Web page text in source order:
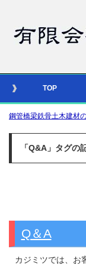
TOP
鋼管橋梁鉄骨土木建材
「Q&A」タグの
Q＆A
カジミツでは、お